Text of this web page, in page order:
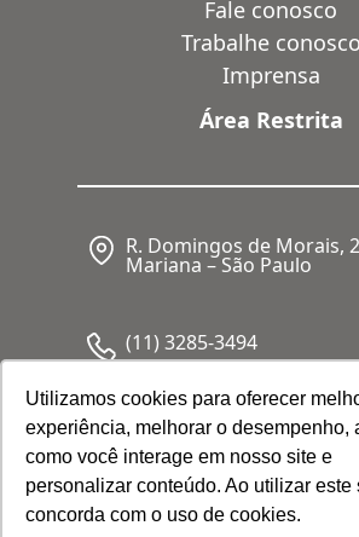
Utilizamos cookies para oferecer
experiência, melhorar o desempenho,
como você interage em nosso site e
personalizar conteúdo. Ao utilizar este
concorda com o uso de cookies.
Fale conosco
Trabalhe conosco
Imprensa
Área Restrita
R. Domingos de Morais,
Mariana – São Paulo
(11) 3285-3494
CNPJ: 05.341.062/0001-80